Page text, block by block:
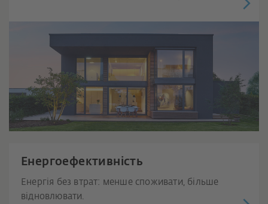
Енергоефективність
Енергія без втрат: менше споживати, більше
відновлювати.